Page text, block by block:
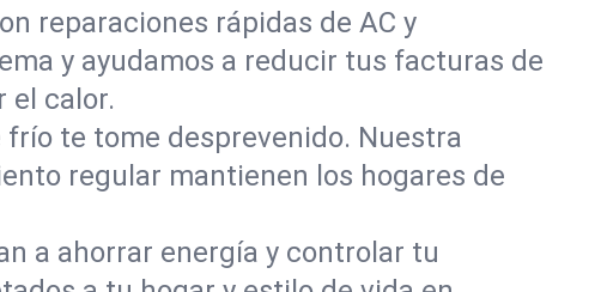
reparaciones rápidas de AC y
y ayudamos a reducir tus facturas de
el calor.
frío te tome desprevenido. Nuestra
regular mantienen los hogares de
a ahorrar energía y controlar tu